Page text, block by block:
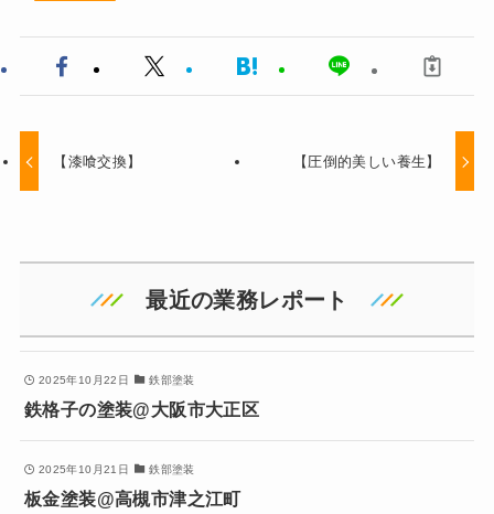
【漆喰交換】 【圧倒的美しい養生】
最近の業務レポート
2025年10月22日 鉄部塗装
鉄格子の塗装@大阪市大正区
2025年10月21日 鉄部塗装
板金塗装@高槻市津之江町